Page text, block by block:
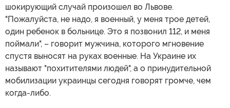
шокирующий случай произошел во Львове.
"Пожалуйста, не надо, я военный, у меня трое детей,
один ребенок в больнице. Это я позвонил 112, и меня
поймали", – говорит мужчина, которого мгновение
спустя выносят на руках военные. На Украине их
называют "похитителями людей", а о принудительной
мобилизации украинцы сегодня говорят громче, чем
когда-либо.